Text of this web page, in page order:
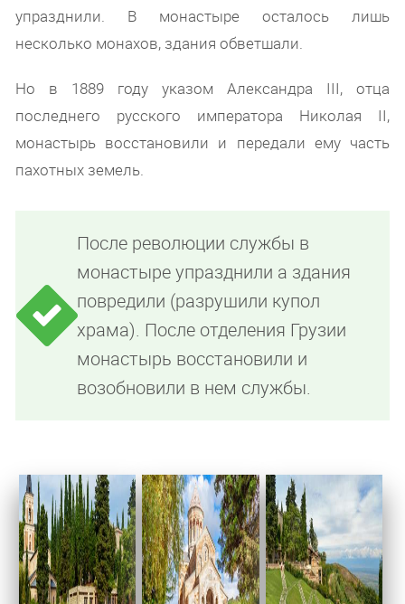
упразднили. В монастыре осталось лишь
несколько монахов, здания обветшали.
Но в 1889 году указом Александра III, отца
последнего русского императора Николая II,
монастырь восстановили и передали ему часть
пахотных земель.
После революции службы в
монастыре упразднили а здания
повредили (разрушили купол
храма). После отделения Грузии
монастырь восстановили и
возобновили в нем службы.